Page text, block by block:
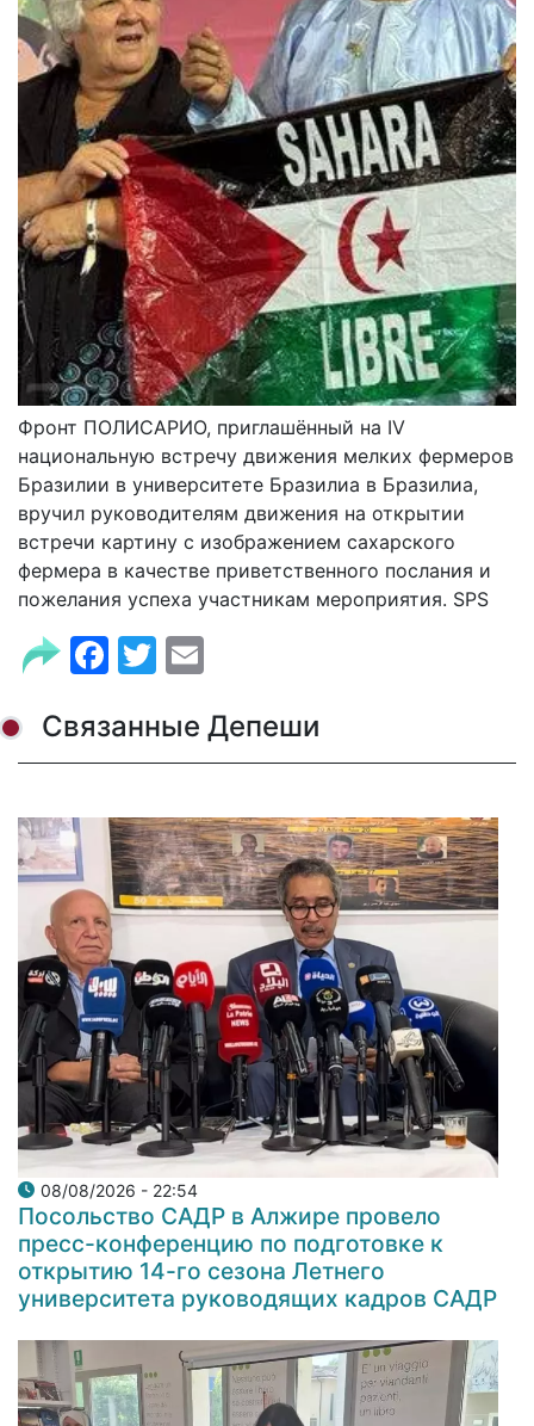
Фронт ПОЛИСАРИО, приглашённый на IV
национальную встречу движения мелких фермеров
Бразилии в университете Бразилиа в Бразилиа,
вручил руководителям движения на открытии
встречи картину с изображением сахарского
фермера в качестве приветственного послания и
пожелания успеха участникам мероприятия. SPS
Facebook
Twitter
Связанные Депеши
08/08/2026 - 22:54
Посольство САДР в Алжире провело
пресс-конференцию по подготовке к
открытию 14-го сезона Летнего
университета руководящих кадров САДР